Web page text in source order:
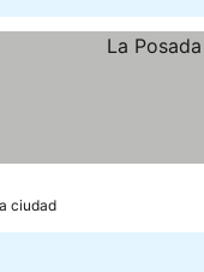
ciudad